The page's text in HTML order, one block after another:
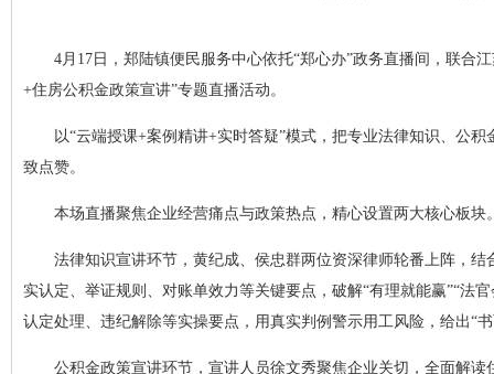
4月17日，郑陆镇便民服务中心依托“郑心办”政务直播间，联合
+住房公积金政策宣讲”专题直播活动。
以“云端授课+案例精讲+实时答疑”模式，把专业法律知识、公
致点赞。
本场直播聚焦企业经营痛点与政策热点，精心设置两大核心板块
法律知识宣讲环节，黄纪成、侯忠群两位资深律师轮番上阵，
实认定、举证规则、对账单效力等关键要点，破解“有理就能赢”“法
认定处理、违纪解除等实操要点，用真实判例警示用工风险，给出“
公积金政策宣讲环节，宣讲人员徐文秀聚焦企业关切，全面解